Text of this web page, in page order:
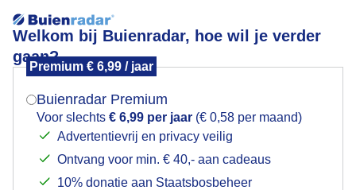
Welkom bij Buienradar, hoe wil je verder
gaan?
Premium € 6,99 / jaar
Buienradar Premium
Voor slechts € 6,99 per jaar (€ 0,58 per maand)
Advertentievrij en privacy veilig
Ontvang voor min. € 40,- aan cadeaus
10% donatie aan Staatsbosbeheer
Ganzenfamilies
Mogen we je locatie gebruiken voor het
Indien je hier nog geen akkoord op hebt gegeven,
verschijnt er zo een pop-up uit je browser waarin